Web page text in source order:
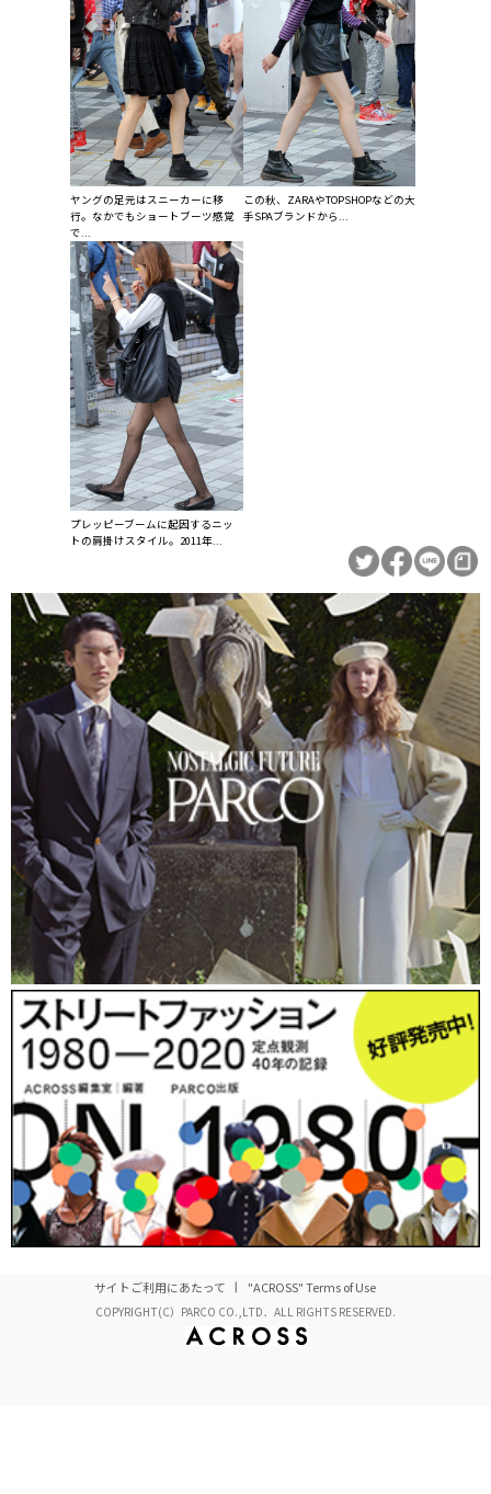
ヤングの足元はスニーカーに移
行。なかでもショートブーツ感覚
で...
この秋、ZARAやTOPSHOPなどの大
手SPAブランドから...
プレッピーブームに起因するニッ
トの肩掛けスタイル。2011年...
サイトご利用にあたって "ACROSS" Terms of Use
COPYRIGHT(C）PARCO CO.,LTD．ALL RIGHTS RESERVED.